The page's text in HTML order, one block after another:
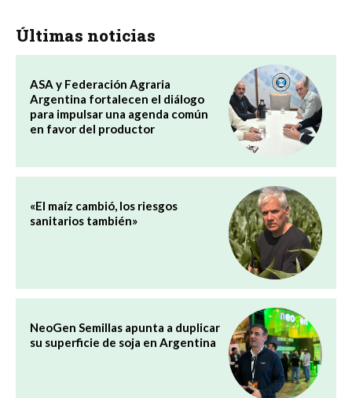
Últimas noticias
ASA y Federación Agraria
Argentina fortalecen el diálogo
para impulsar una agenda común
en favor del productor
«El maíz cambió, los riesgos
sanitarios también»
NeoGen Semillas apunta a duplicar
su superficie de soja en Argentina